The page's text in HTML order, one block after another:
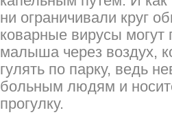
ни ограничивали круг
коварные вирусы могут
малыша через воздух,
гулять по парку, ведь
больным людям и
прогулку.